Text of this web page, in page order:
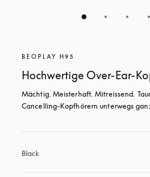
BEOPLAY H95
Hochwertige Over-Ear-
Mächtig. Meisterhaft. Mitreissend.
Cancelling-Kopfhörern unterwegs
Black